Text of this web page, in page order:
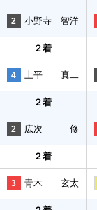
2 小野寺 智洋
２着
4 上平 真二
２着
2 広次 修
２着
3 青木 玄太